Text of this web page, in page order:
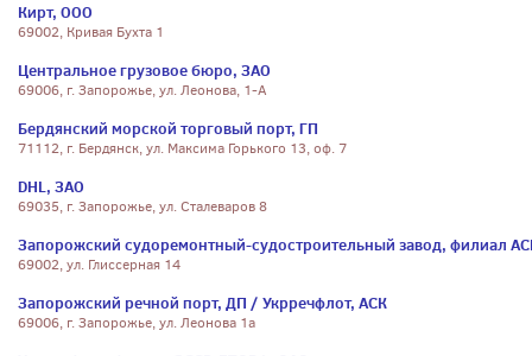
Кирт, ООО
69002, Кривая Бухта 1
Центральное грузовое бюро, ЗАО
69006, г. Запорожье, ул. Леонова, 1-А
Бердянский морской торговый порт, ГП
71112, г. Бердянск, ул. Максима Горького 13, оф. 7
DHL, ЗАО
69035, г. Запорожье, ул. Сталеваров 8
Запорожский судоремонтный-судостроительный завод, филиал
69002, ул. Глиссерная 14
Запорожский речной порт, ДП / Укрречфлот, АСК
69006, г. Запорожье, ул. Леонова 1а